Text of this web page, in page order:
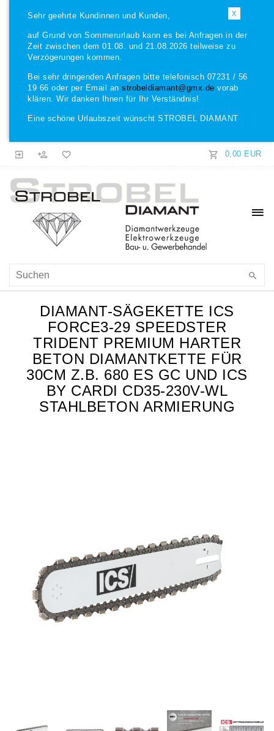
X
Sehr geehrte Kundinnen und Kunden,
auf Grund von Sommerurlaub kann es bei Anfragen in der
Zeit zwischen dem 01.08. und 21.08.2026 teilweise zu
Verzögerungen kommen.
Bei sehr dringenden Anfragen bitte telefonisch 07231 / 56
19 66 oder per Email an strobeldiamant@gmx.de vorab
klären. Wir danken Ihnen für Ihr Verständnis!
Eine schöne Urlaubszeit wünscht STROBEL DIAMANT
0,00 EUR
DIAMANT-SÄGEKETTE ICS
FORCE3-29 SPEEDSTER
TRIDENT PREMIUM HARTER
BETON DIAMANTKETTE FÜR
30CM Z.B. 680 ES GC UND ICS
BY CARDI CD35-230V-WL
STAHLBETON ARMIERUNG